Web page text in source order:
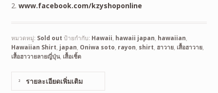
2. www.facebook.com/kzyshoponline
หมวดหมู่: Sold out ป้ายกำกับ: Hawaii, hawaii japan, hawaiian,
Hawaiian Shirt, japan, Oniwa soto, rayon, shirt, ฮาวาย, เสื้อฮาวาย,
เสื้อฮาวายลายญี่ปุ่น, เสื้อเชิ้ต
รายละเอียดเพิ่มเติม